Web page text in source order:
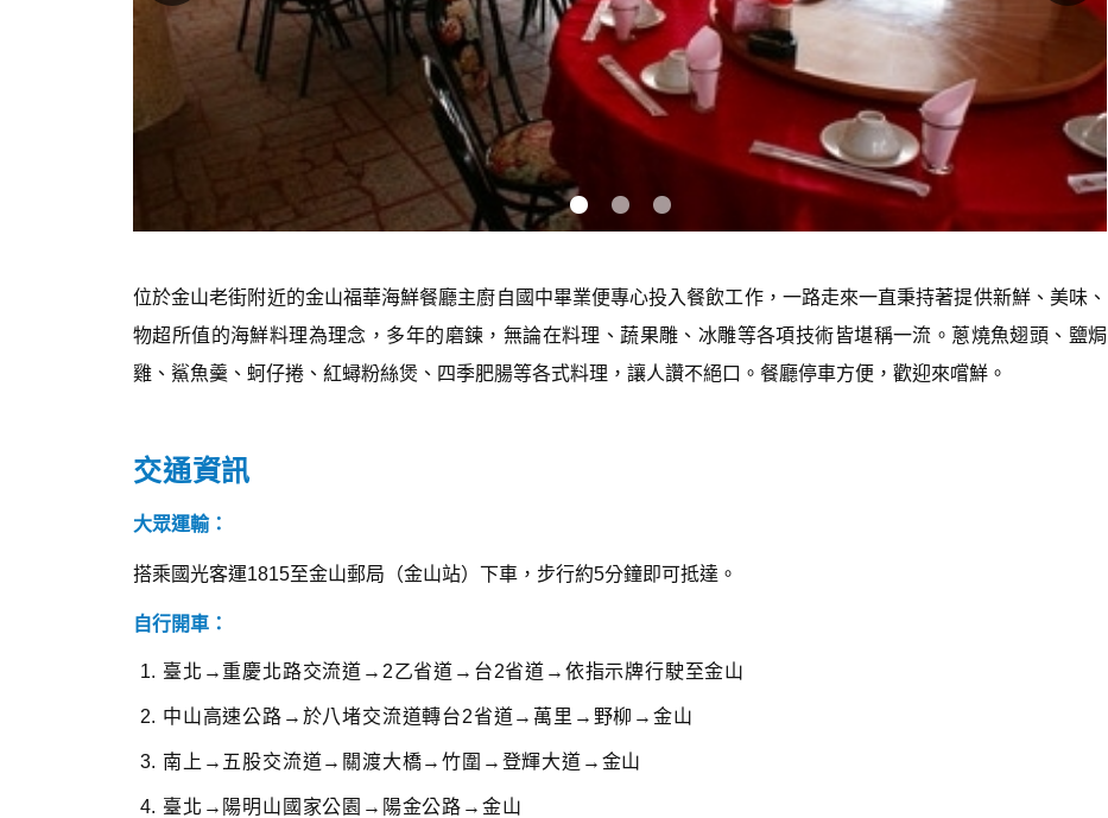
位於金山老街附近的金山福華海鮮餐廳主廚自國中畢業便專心投入餐飲工作，一路走來一直秉持著提供新鮮、美味、
物超所值的海鮮料理為理念，多年的磨鍊，無論在料理、蔬果雕、冰雕等各項技術皆堪稱一流。蔥燒魚翅頭、鹽焗
雞、鯊魚羹、蚵仔捲、紅蟳粉絲煲、四季肥腸等各式料理，讓人讚不絕口。餐廳停車方便，歡迎來嚐鮮。
交通資訊
大眾運輸：
搭乘國光客運1815至金山郵局（金山站）下車，步行約5分鐘即可抵達。
自行開車：
臺北→重慶北路交流道→2乙省道→台2省道→依指示牌行駛至金山
中山高速公路→於八堵交流道轉台2省道→萬里→野柳→金山
南上→五股交流道→關渡大橋→竹圍→登輝大道→金山
臺北→陽明山國家公園→陽金公路→金山